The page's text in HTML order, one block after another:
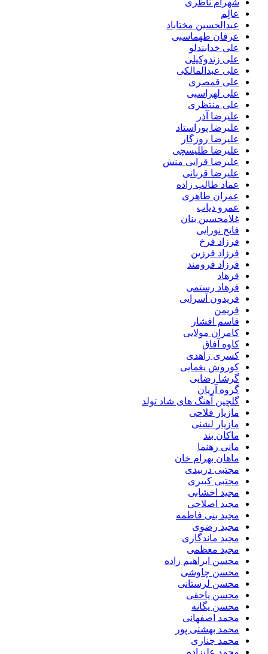
عالِم
عبدالحسین مختاباد
عرفان طهماسبی
علی خدابندلو
علی زندوکیلی
علی عبدالمالکی
علی قمصری
علی لهراسبی
علی منتظری
علیرضا آذر
علیرضا پوراستاد
علیرضا روزگار
علیرضا طلیسچی
علیرضا قرایی منش
علیرضا قربانی
عماد طالب زاده
عمران طاهری
عمرو دیاب
غلامحسین بنان
فاتح نورایی
فرزاد فرخ
فرزاد فرزین
فرزاد فرومند
فرهاد
فرهاد رستمی
فریدون آسرایی
فریمن
قاسم افشار
کامران مولایی
کاوه آفاق
کسری زاهدی
کوروش یغمایی
گرشا رضایی
گروه آریان
گلچین آهنگ های شاد تولد
مازیار فلاحی
مازیار لشنی
ماکان بند
مانی رهنما
ماهان بهرام خان
مجتبی دربیدی
مجتبی کبیری
مجید اخشابی
مجید اصلاحی
مجید بنی فاطمه
مجید رضوی
مجید ماندگاری
مجید معظمی
محسن ابراهیم زاده
محسن چاوشی
محسن لرستانی
محسن یاحقی
محسن یگانه
محمد اصفهانی
محمد بهشتی پور
محمد چناری
محمد علیزاده